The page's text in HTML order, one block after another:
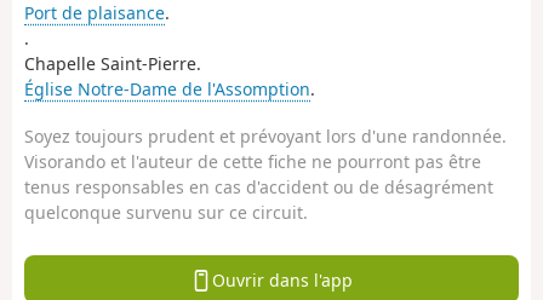
Port de plaisance.
.
Chapelle Saint-Pierre.
Église Notre-Dame de l'Assomption.
Soyez toujours prudent et prévoyant lors d'une randonnée.
Visorando et l'auteur de cette fiche ne pourront pas être
tenus responsables en cas d'accident ou de désagrément
quelconque survenu sur ce circuit.
Ouvrir dans l'app